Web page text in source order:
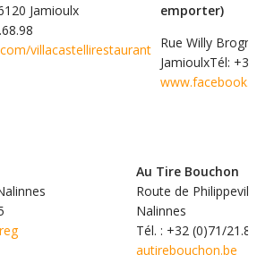
Jamioulx
villacastellirestaurant
emporter)
Rue Willy
JamioulxTél:
Au Tire Bouchon
Route de
Nalinnes
Tél. : +32 (0)71/
autirebouchon.be